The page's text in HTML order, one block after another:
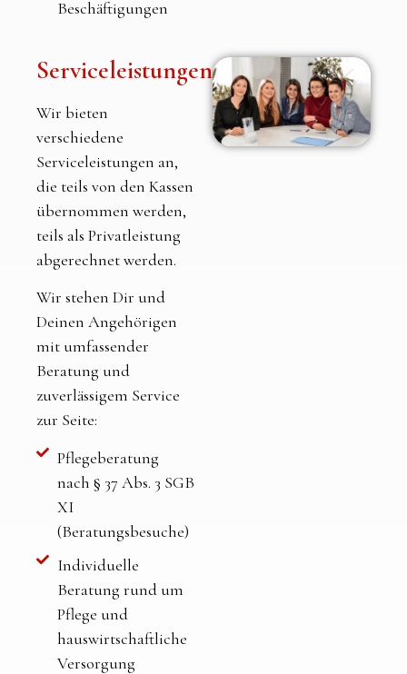
Beschäftigungen
Serviceleistungen
Wir bieten
verschiedene
Serviceleistungen an,
die teils von den Kassen
übernommen werden,
teils als Privatleistung
abgerechnet werden.
Wir stehen Dir und
Deinen Angehörigen
mit umfassender
Beratung und
zuverlässigem Service
zur Seite:
Pflegeberatung
nach § 37 Abs. 3 SGB
XI
(Beratungsbesuche)
Individuelle
Beratung rund um
Pflege und
hauswirtschaftliche
Versorgung